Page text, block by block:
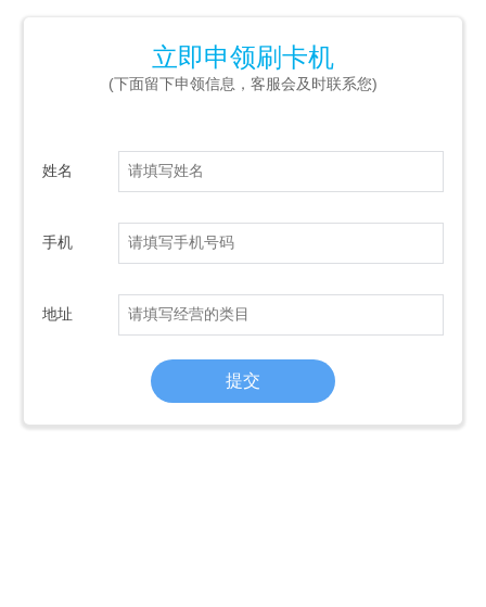
POS机费率上涨原因）